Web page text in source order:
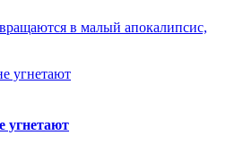
в малый апокалипсис,
угнетают